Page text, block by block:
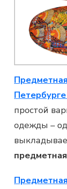
Петербурге
простой
одежды –